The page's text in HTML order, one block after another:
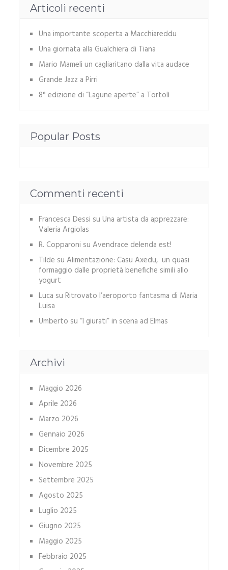
Articoli recenti
Una importante scoperta a Macchiareddu
Una giornata alla Gualchiera di Tiana
Mario Mameli un cagliaritano dalla vita audace
Grande Jazz a Pirri
8° edizione di “Lagune aperte” a Tortolì
Popular Posts
Commenti recenti
Francesca Dessi su Una artista da apprezzare:
Valeria Argiolas
R. Copparoni su Avendrace delenda est!
Tilde su Alimentazione: Casu Axedu, un quasi
formaggio dalle proprietà benefiche simili allo
yogurt
Luca su Ritrovato l’aeroporto fantasma di Maria
Luisa
Umberto su “I giurati” in scena ad Elmas
Archivi
Maggio 2026
Aprile 2026
Marzo 2026
Gennaio 2026
Dicembre 2025
Novembre 2025
Settembre 2025
Agosto 2025
Luglio 2025
Giugno 2025
Maggio 2025
Febbraio 2025